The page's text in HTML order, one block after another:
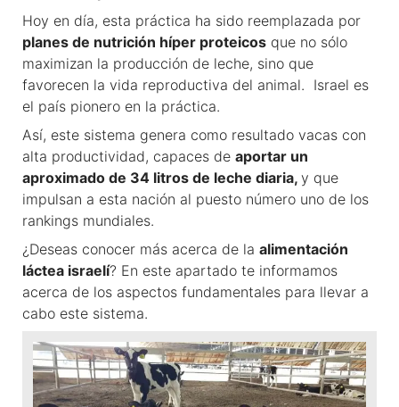
Hoy en día, esta práctica ha sido reemplazada por
planes de nutrición híper proteicos que no sólo
maximizan la producción de leche, sino que
favorecen la vida reproductiva del animal. Israel es
el país pionero en la práctica.
Así, este sistema genera como resultado vacas con
alta productividad, capaces de aportar un
aproximado de 34 litros de leche diaria, y que
impulsan a esta nación al puesto número uno de los
rankings mundiales.
¿Deseas conocer más acerca de la alimentación
láctea israelí? En este apartado te informamos
acerca de los aspectos fundamentales para llevar a
cabo este sistema.